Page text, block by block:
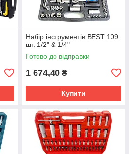
Набір інструментів BEST 109
шт. 1/2" & 1/4"
Готово до відправки
1 674,40 ₴
Купити